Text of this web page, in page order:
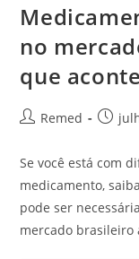
no
que
Remed
Se você está com
medicamento,
pode ser
mercado brasileiro